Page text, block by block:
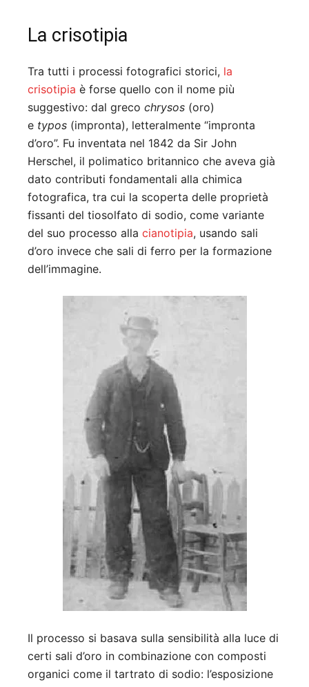
La crisotipia
Tra tutti i processi fotografici storici, la
crisotipia è forse quello con il nome più
suggestivo: dal greco chrysos (oro)
e typos (impronta), letteralmente “impronta
d’oro”. Fu inventata nel 1842 da Sir John
Herschel, il polimatico britannico che aveva già
dato contributi fondamentali alla chimica
fotografica, tra cui la scoperta delle proprietà
fissanti del tiosolfato di sodio, come variante
del suo processo alla cianotipia, usando sali
d’oro invece che sali di ferro per la formazione
dell’immagine.
Il processo si basava sulla sensibilità alla luce di
certi sali d’oro in combinazione con composti
organici come il tartrato di sodio: l’esposizione